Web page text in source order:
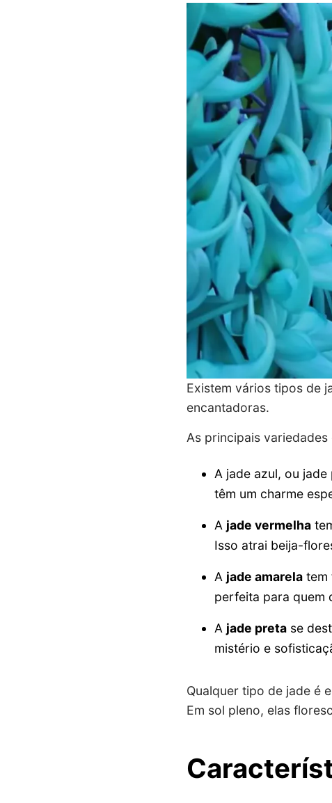
Existem vários tipos de
encantadoras.
As principais
A jade azul, ou
têm um charme
A jade vermelha
Isso atrai beija-
A jade amarelatem
perfeita para quem
A jade pretase
mistério e
Qualquer tipo de jade é
Em sol pleno, elas